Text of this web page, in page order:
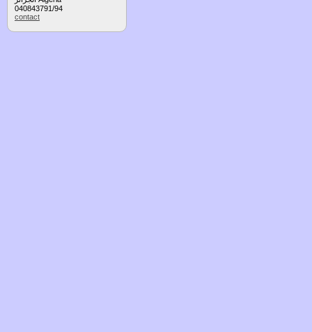
040843791/94
contact